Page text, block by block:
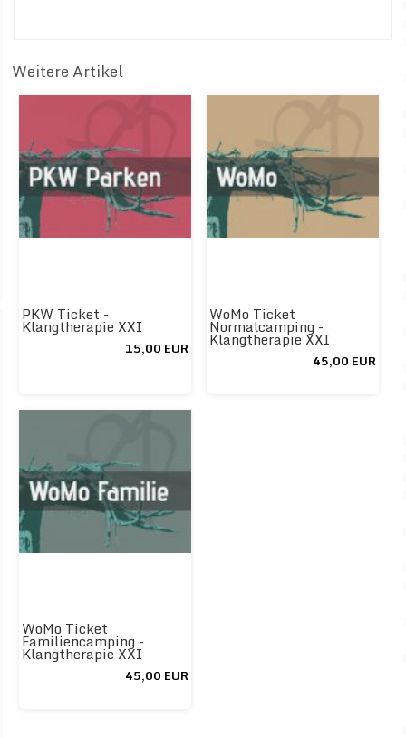
Weitere Artikel
PKW Ticket -
Klangtherapie XXI
15,00 EUR
WoMo Ticket
Normalcamping -
Klangtherapie XXI
45,00 EUR
WoMo Ticket
Familiencamping -
Klangtherapie XXI
45,00 EUR